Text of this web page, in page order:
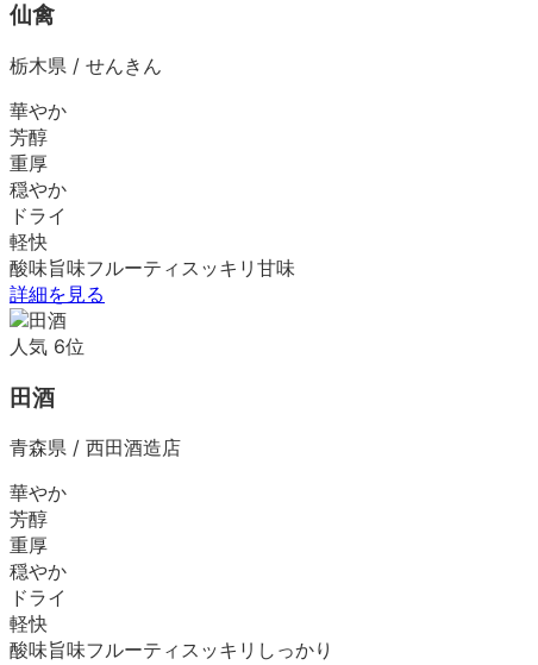
仙禽
栃木県 / せんきん
華やか
芳醇
重厚
穏やか
ドライ
軽快
酸味旨味フルーティ スッキリ 甘味
詳細を見る
人気 6位
田酒
青森県 / 西田酒造店
華やか
芳醇
重厚
穏やか
ドライ
軽快
酸味旨味フルーティ スッキリ しっかり